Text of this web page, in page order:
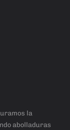
la
abolladuras